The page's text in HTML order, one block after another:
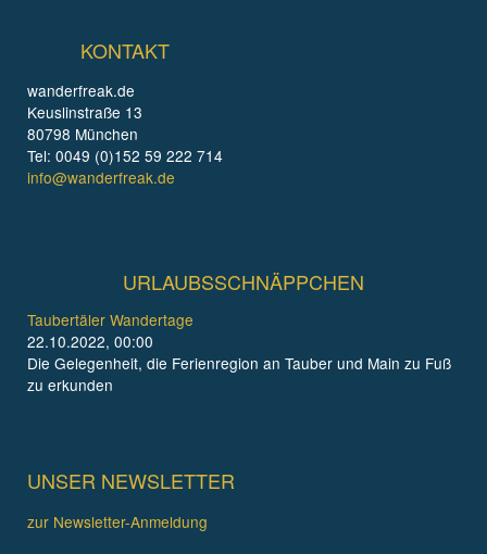
KONTAKT
wanderfreak.de
Keuslinstraße 13
80798 München
Tel: 0049 (0)152 59 222 714
info@wanderfreak.de
URLAUBSSCHNÄPPCHEN
Taubertäler Wandertage
22.10.2022, 00:00
Die Gelegenheit, die Ferienregion an Tauber und Main zu Fuß
zu erkunden
UNSER NEWSLETTER
zur Newsletter-Anmeldung